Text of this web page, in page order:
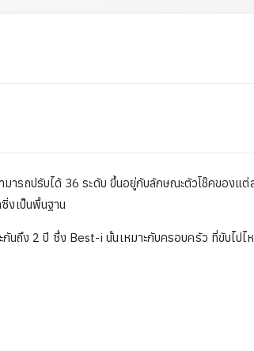
ารถปรับได้ 36 ระดับ ขึ้นอยู่กับลักษณะตัวโช๊คของแต่
งเป็นพื้นฐาน
นถึง 2 ปี ซึ่ง Best-i นั้นเหมาะกับครอบครัว ที่ขับไปไ